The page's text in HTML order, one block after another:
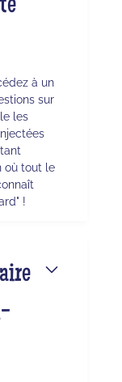
à un
sur
les
où tout le
!